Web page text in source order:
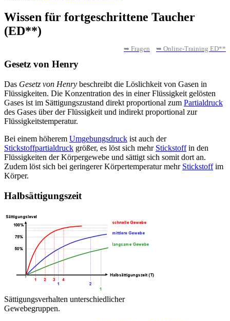
Wissen für fortgeschrittene Taucher
(ED**)
➥ Fragen ➥ Online-Training ED**
Gesetz von Henry
Das Gesetz von Henry beschreibt die Löslichkeit von Gasen in
Flüssigkeiten. Die Konzentration des in einer Flüssigkeit gelösten
Gases ist im Sättigungszustand direkt proportional zum Partialdruck
des Gases über der Flüssigkeit und indirekt proportional zur
Flüssigkeitstemperatur.
Bei einem höherem Umgebungsdruck ist auch der
Stickstoffpartialdruck größer, es löst sich mehr Stickstoffin den
Flüssigkeiten der Körpergewebe und sättigt sich somit dort an.
Zudem löst sich bei geringerer Körpertemperatur mehr Stickstoffim
Körper.
Halbsättigungszeit
Sättigungsverhalten unterschiedlicher
Gewebegruppen.